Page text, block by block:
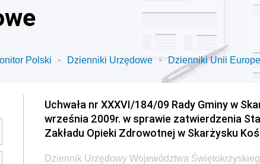
Polski Dzienniki Urzędowe Dzienniki Unii
Uchwała nr XXXVI/184/09 Rady Gminy w
września 2009r. w sprawie zatwierdzenia
Zakładu Opieki Zdrowotnej w Skarżysku
Dziennik Urzędowy Województwa